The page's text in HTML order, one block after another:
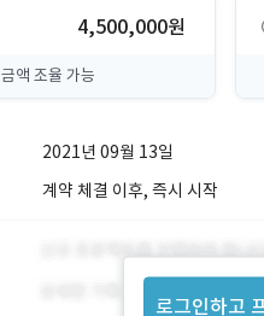
4,500,000원
금액 조율 가능
2021년 09월 13일
로그인하고
계약 체결 이후, 즉시 시작